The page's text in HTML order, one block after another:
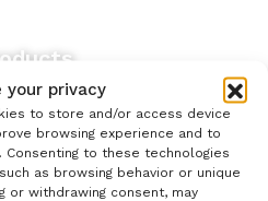
your privacy
to store and/or access device
browsing experience and to
to these technologies
as browsing behavior or unique
or withdrawing consent, may